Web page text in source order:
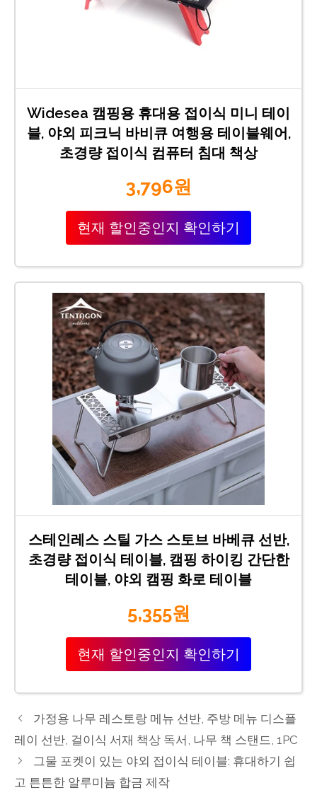
Widesea 캠핑용 휴대용 접이식 미니 테이
블, 야외 피크닉 바비큐 여행용 테이블웨어,
초경량 접이식 컴퓨터 침대 책상
3,796원
현재 할인중인지 확인하기
스테인레스 스틸 가스 스토브 바베큐 선반,
초경량 접이식 테이블, 캠핑 하이킹 간단한
테이블, 야외 캠핑 화로 테이블
5,355원
현재 할인중인지 확인하기
가정용 나무 레스토랑 메뉴 선반, 주방 메뉴 디스플
레이 선반, 걸이식 서재 책상 독서, 나무 책 스탠드, 1PC
그물 포켓이 있는 야외 접이식 테이블: 휴대하기 쉽
고 튼튼한 알루미늄 합금 제작